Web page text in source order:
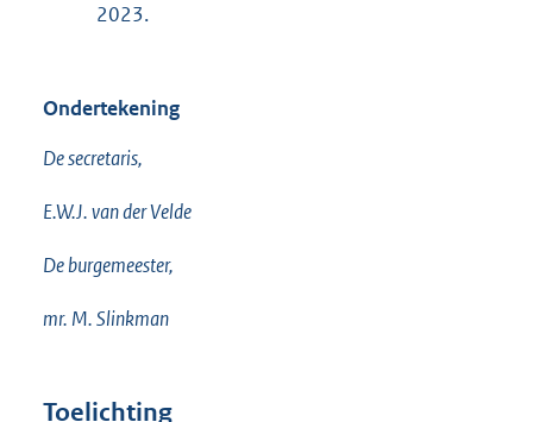
2023.
Ondertekening
De secretaris,
E.W.J. van der Velde
De burgemeester,
mr. M. Slinkman
Toelichting